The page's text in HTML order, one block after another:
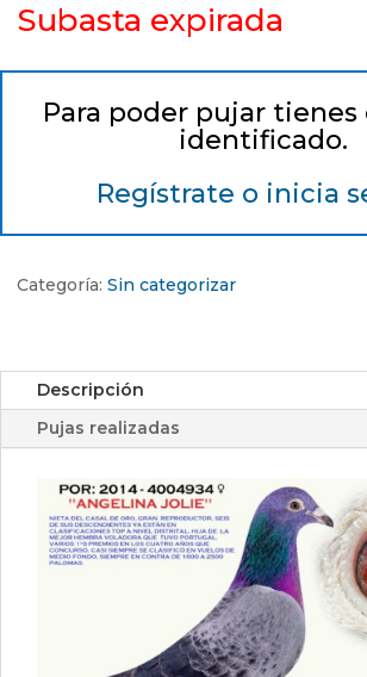
Subasta expirada
Para poder pujar tienes
identificado.
Regístrate o inicia
Categoría: Sin categorizar
Descripción
Pujas realizadas